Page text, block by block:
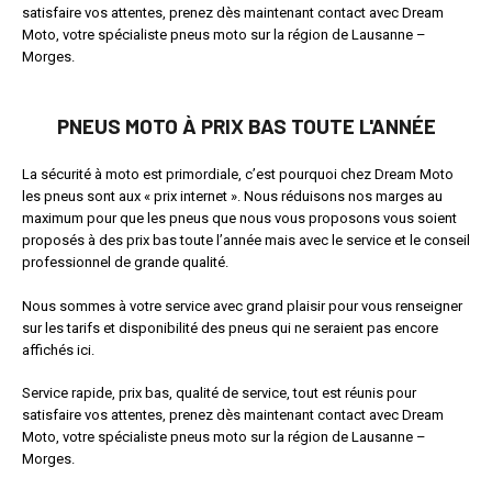
satisfaire vos attentes, prenez dès maintenant contact avec Dream
Moto, votre spécialiste pneus moto sur la région de Lausanne –
Morges.
PNEUS MOTO À PRIX BAS TOUTE L'ANNÉE
La sécurité à moto est primordiale, c’est pourquoi chez Dream Moto
les pneus sont aux « prix internet ». Nous réduisons nos marges au
maximum pour que les pneus que nous vous proposons vous soient
proposés à des prix bas toute l’année mais avec le service et le conseil
professionnel de grande qualité.
Nous sommes à votre service avec grand plaisir pour vous renseigner
sur les tarifs et disponibilité des pneus qui ne seraient pas encore
affichés ici.
Service rapide, prix bas, qualité de service, tout est réunis pour
satisfaire vos attentes, prenez dès maintenant contact avec Dream
Moto, votre spécialiste pneus moto sur la région de Lausanne –
Morges.